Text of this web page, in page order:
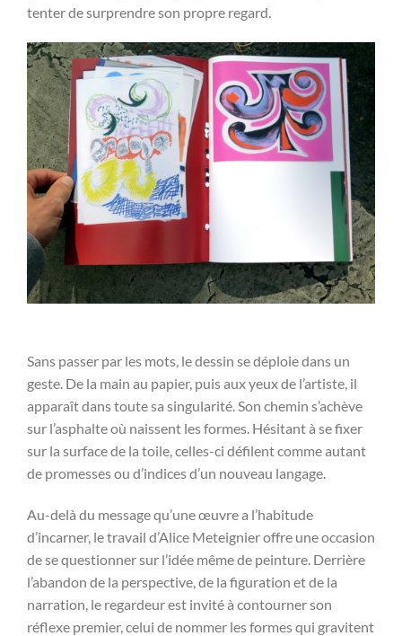
tenter de surprendre son propre regard.
Sans passer par les mots, le dessin se déploie dans un
geste. De la main au papier, puis aux yeux de l’artiste, il
apparaît dans toute sa singularité. Son chemin s’achève
sur l’asphalte où naissent les formes. Hésitant à se fixer
sur la surface de la toile, celles-ci défilent comme autant
de promesses ou d’indices d’un nouveau langage.
Au-delà du message qu’une œuvre a l’habitude
d’incarner, le travail d’Alice Meteignier offre une occasion
de se questionner sur l’idée même de peinture. Derrière
l’abandon de la perspective, de la figuration et de la
narration, le regardeur est invité à contourner son
réflexe premier, celui de nommer les formes qui gravitent